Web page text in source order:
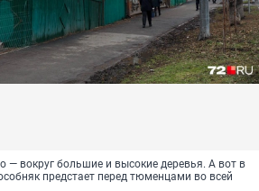
— вокруг большие и высокие деревья. А вот в
предстает перед тюменцами во всей